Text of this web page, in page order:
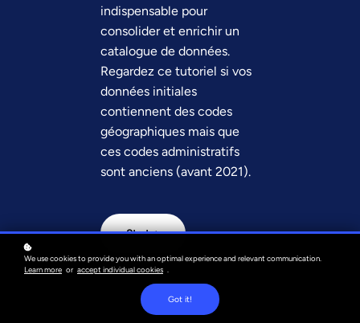
indispensable pour
consolider et enrichir un
catalogue de données.
Regardez ce tutoriel si vos
données initiales
contiennent des codes
géographiques mais que
ces codes administratifs
sont anciens (avant 2021).
Start →
We use cookies to provide you with an optimal experience and relevant communication.
Learn more or accept individual cookies
Got it!